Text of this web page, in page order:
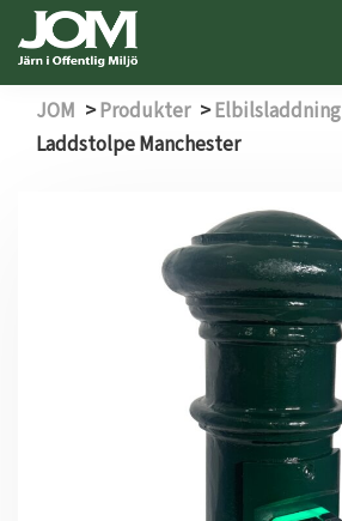
JOM >Produkter >Elbilsladdning
Laddstolpe Manchester